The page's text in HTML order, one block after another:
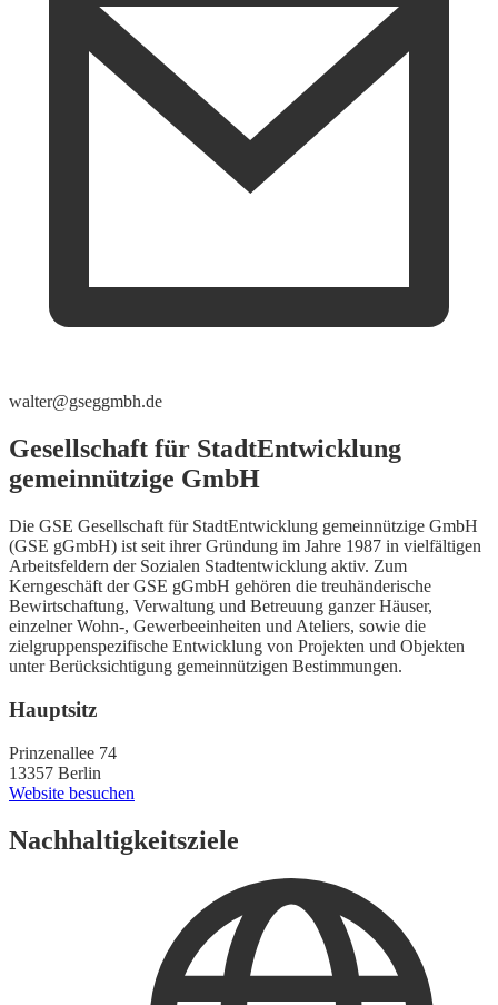
walter@gseggmbh.de
Gesellschaft für StadtEntwicklung
gemeinnützige GmbH
Die GSE Gesellschaft für StadtEntwicklung gemeinnützige GmbH
(GSE gGmbH) ist seit ihrer Gründung im Jahre 1987 in vielfältigen
Arbeitsfeldern der Sozialen Stadtentwicklung aktiv. Zum
Kerngeschäft der GSE gGmbH gehören die treuhänderische
Bewirtschaftung, Verwaltung und Betreuung ganzer Häuser,
einzelner Wohn-, Gewerbeeinheiten und Ateliers, sowie die
zielgruppenspezifische Entwicklung von Projekten und Objekten
unter Berücksichtigung gemeinnützigen Bestimmungen.
Hauptsitz
Prinzenallee 74
13357 Berlin
Website besuchen
Nachhaltigkeitsziele